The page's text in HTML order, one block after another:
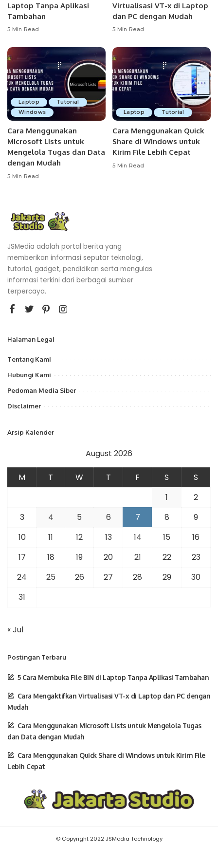
Laptop Tanpa Aplikasi
Tambahan
5 Min Read
Virtualisasi VT-x di Laptop
dan PC dengan Mudah
5 Min Read
Laptop
Tutorial
Windows
Cara Menggunakan
Microsoft Lists untuk
Mengelola Tugas dan Data
dengan Mudah
5 Min Read
Laptop Tutorial
Cara Menggunakan Quick
Share di Windows untuk
Kirim File Lebih Cepat
5 Min Read
JSMedia adalah portal berita yang
memberikan informasi seputar teknologi,
tutorial, gadget, pendidikan serta mengulas
informasi terkini dari berbagai sumber
terpercaya.
Halaman Legal
Tentang Kami
Hubungi Kami
Pedoman Media Siber
Disclaimer
Arsip Kalender
August 2026
M T W T F S
S
1
2
3
4 5 6 7 8
9
10
11 12 13 14 15
16
17
18 19 20 21 22
23
24
25 26 27 28 29
30
31
« Jul
Postingan Terbaru
5 Cara Membuka File BIN di Laptop Tanpa Aplikasi Tambahan
Cara Mengaktifkan Virtualisasi VT-x di Laptop dan PC dengan
Mudah
Cara Menggunakan Microsoft Lists untuk Mengelola Tugas
dan Data dengan Mudah
Cara Menggunakan Quick Share di Windows untuk Kirim File
Lebih Cepat
© Copyright 2022 JSMedia Technology